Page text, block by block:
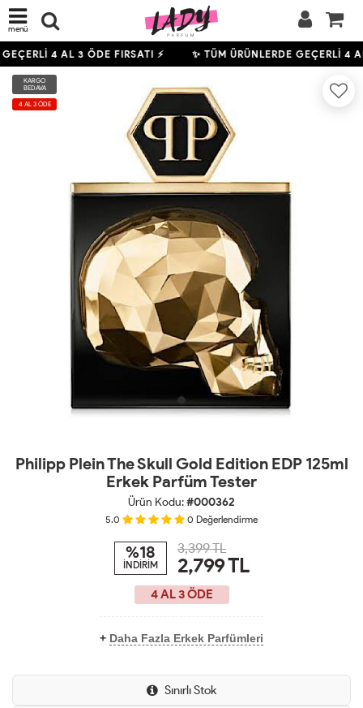
menü
4AL 3 ÖDE FIRSATI ⚡ ✨ TÜM ÜRÜNLERDE GEÇERLİ4
KARGO
BEDAVA
4 AL 3 ÖDE
Philipp Plein The Skull Gold Edition EDP 125ml
Erkek Parfüm Tester
Ürün Kodu:#000362
5.0 0 Değerlendirme
%18
İNDİRİM
3,399 TL
2,799TL
4 AL 3 ÖDE
+ Daha Fazla Erkek Parfümleri
Sınırlı Stok